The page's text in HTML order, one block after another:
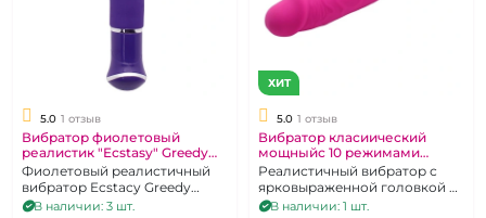
5.0 1 отзыв
Вибратор фиолетовый
реалистик "Ecstasy" Greedy
Dong
Фиолетовый реалистичный
вибратор Ecstacy Greedy
Dong.
В наличии: 3 шт.
ХИТ
5.0 1 отзыв
Вибратор класиический
мощныйс 10 режимами
"Ecstasy" розовый или
фиолетовый
Реалистичный вибратор с
ярковыраженной головкой и
прорисованными венами
В наличии: 1 шт.